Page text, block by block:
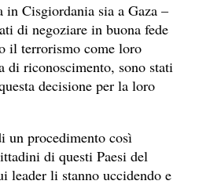
in Cisgiordania sia a Gaza –
di negoziare in buona fede
il terrorismo come loro
di riconoscimento, sono stati
decisione per la loro
un procedimento così
di questi Paesi del
leader li stanno uccidendo e